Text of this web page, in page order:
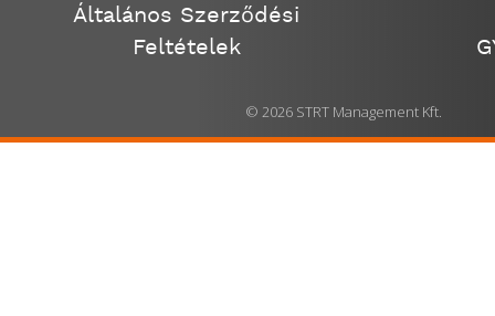
Általános Szerződési
Feltételek
© 2026 STRT Management Kft.